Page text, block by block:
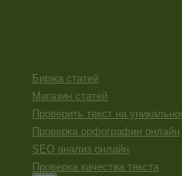
Биржа статей
Магазин статей
Проверить текст на
Проверка орфографии онлайн
SEO анализ онлайн
Проверка качества текста